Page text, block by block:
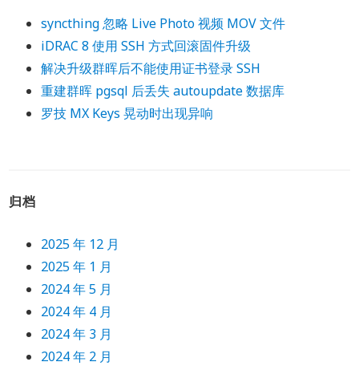
syncthing 忽略 Live Photo 视频 MOV 文件
iDRAC 8 使用 SSH 方式回滚固件升级
解决升级群晖后不能使用证书登录 SSH
重建群晖 pgsql 后丢失 autoupdate 数据库
罗技 MX Keys 晃动时出现异响
归档
2025 年 12 月
2025 年 1 月
2024 年 5 月
2024 年 4 月
2024 年 3 月
2024 年 2 月